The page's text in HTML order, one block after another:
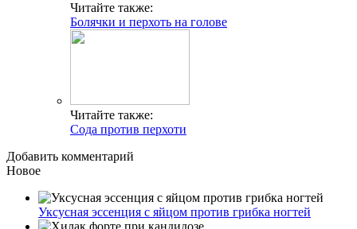
Читайте также:
Болячки и перхоть на голове
Читайте также:
Сода против перхоти
Добавить комментарий
Новое
Уксусная эссенция с яйцом против грибка ногтей